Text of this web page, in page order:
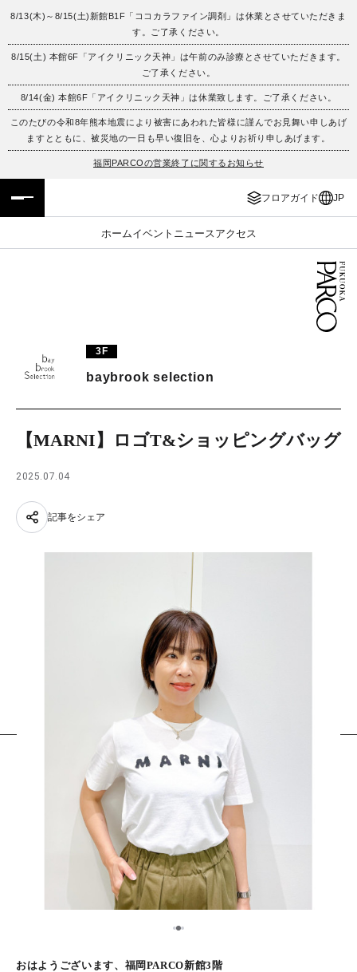
8/13(木)～8/15(土)新館B1F「ココカラファイン調剤」は休業とさせていただきま
す。ご了承ください。
8/15(土) 本館6F「アイクリニック天神」は午前のみ診療とさせていただきます。
ご了承ください。
8/14(金) 本館6F「アイクリニック天神」は休業致します。ご了承ください。
このたびの令和8年熊本地震により被害にあわれた皆様に謹んでお見舞い申しあげ
ますとともに、被災地の一日も早い復旧を、心よりお祈り申しあげます。
福岡PARCOの営業終了に関するお知らせ
フロアガイド JP
ホームイベント ニュース アクセス
フロアガイド
施設案内・アクセス
イベント・ポップアップ
レストラン・カフェ
ENGLISH
繁体字
簡体字
ภาษาไทย
3F
baybrook selection
【MARNI】ロゴT&ショッピングバッグ
2025.07.04
記事をシェア
12
おはようございます、福岡PARCO新館3階